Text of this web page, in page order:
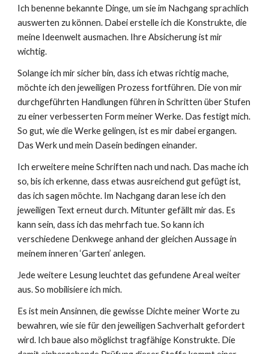
Ich benenne bekannte Dinge, um sie im Nachgang sprachlich
auswerten zu können. Dabei erstelle ich die Konstrukte, die
meine Ideenwelt ausmachen. Ihre Absicherung ist mir
wichtig.
Solange ich mir sicher bin, dass ich etwas richtig mache,
möchte ich den jeweiligen Prozess fortführen. Die von mir
durchgeführten Handlungen führen in Schritten über Stufen
zu einer verbesserten Form meiner Werke. Das festigt mich.
So gut, wie die Werke gelingen, ist es mir dabei ergangen.
Das Werk und mein Dasein bedingen einander.
Ich erweitere meine Schriften nach und nach. Das mache ich
so, bis ich erkenne, dass etwas ausreichend gut gefügt ist,
das ich sagen möchte. Im Nachgang daran lese ich den
jeweiligen Text erneut durch. Mitunter gefällt mir das. Es
kann sein, dass ich das mehrfach tue. So kann ich
verschiedene Denkwege anhand der gleichen Aussage in
meinem inneren ‘Garten’ anlegen.
Jede weitere Lesung leuchtet das gefundene Areal weiter
aus. So mobilisiere ich mich.
Es ist mein Ansinnen, die gewisse Dichte meiner Worte zu
bewahren, wie sie für den jeweiligen Sachverhalt gefordert
wird. Ich baue also möglichst tragfähige Konstrukte. Die